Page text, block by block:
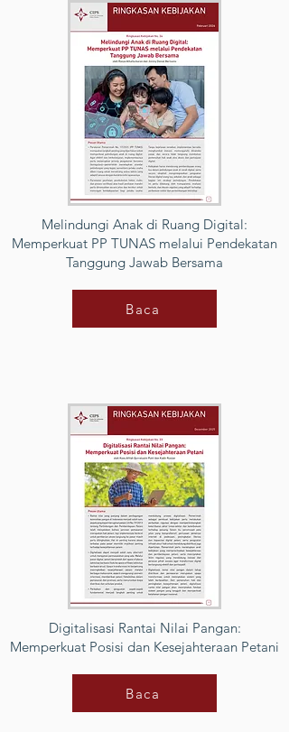
Melindungi Anak di Ruang Digital:
Memperkuat PP TUNAS melalui Pendekatan
Tanggung Jawab Bersama
Baca
Digitalisasi Rantai Nilai Pangan:
Memperkuat Posisi dan Kesejahteraan Petani
Baca